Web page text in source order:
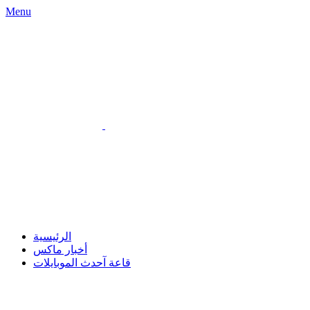
Menu
الرئيسية
أخبار ماكس
قاعة آحدث الموبايلات